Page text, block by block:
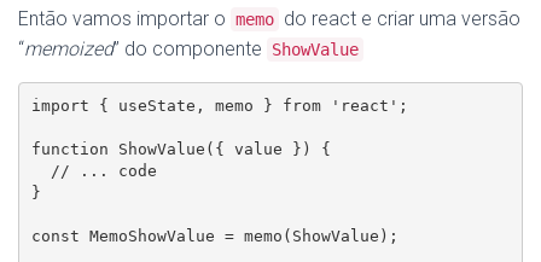
Então vamos importar o memo do react e criar uma versão
“memoized” do componente ShowValue
import { useState, memo } from 'react';
function ShowValue({ value }) {
}
const MemoShowValue = memo(ShowValue);